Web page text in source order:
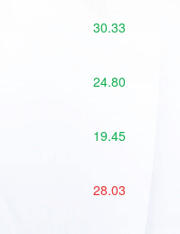
30.33
24.80
19.45
28.03